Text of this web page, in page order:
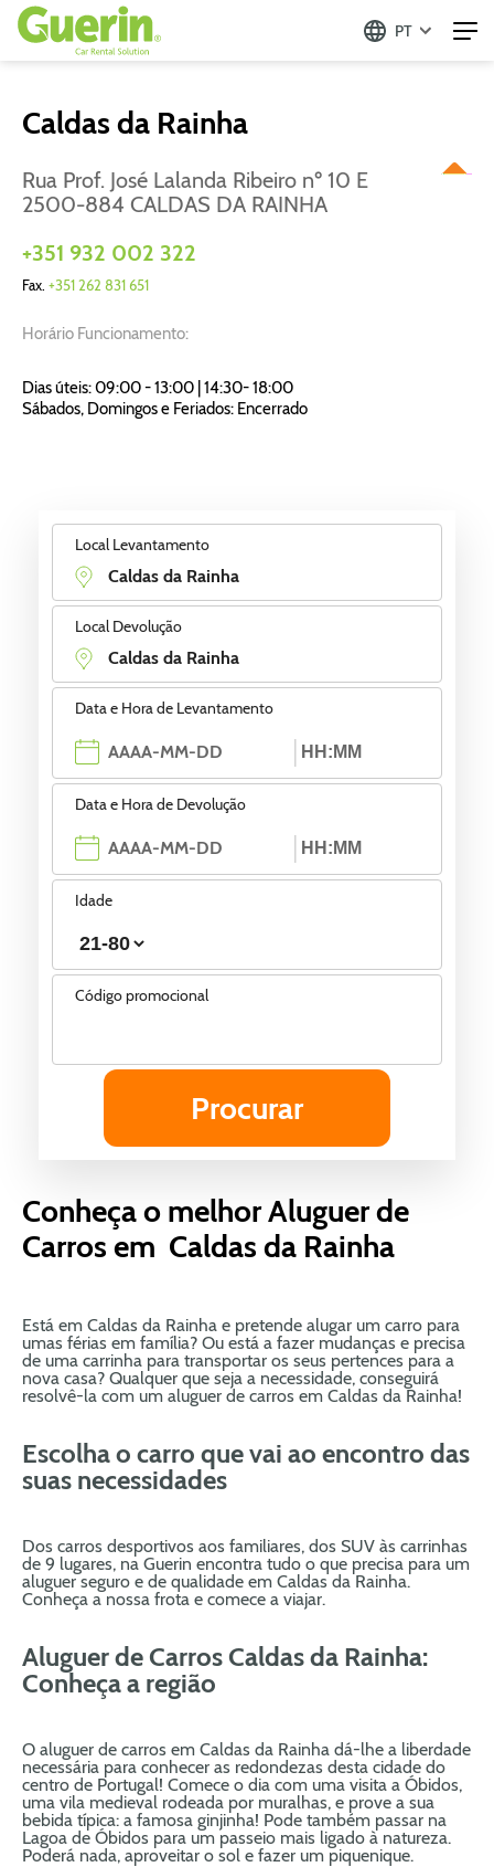
PT
Caldas da Rainha
Rua Prof. José Lalanda Ribeiro nº 10 E
2500-884 CALDAS DA RAINHA
+351 932 002 322
Fax. +351 262 831 651
Horário Funcionamento:
Dias úteis: 09:00 - 13:00 | 14:30- 18:00
Sábados, Domingos e Feriados: Encerrado
Local Levantamento
Local Devolução
Data e Hora de Levantamento
Data e Hora de Devolução
Idade
Código promocional
Conheça o melhor Aluguer de
Carros em Caldas da Rainha
Está em Caldas da Rainha e pretende alugar um carro para
umas férias em família? Ou está a fazer mudanças e precisa
de uma carrinha para transportar os seus pertences para a
nova casa? Qualquer que seja a necessidade, conseguirá
resolvê-la com um aluguer de carros em Caldas da Rainha!
Escolha o carro que vai ao encontro das
suas necessidades
Dos carros desportivos aos familiares, dos SUV às carrinhas
de 9 lugares, na Guerin encontra tudo o que precisa para um
aluguer seguro e de qualidade em Caldas da Rainha.
Conheça a nossa frota e comece a viajar.
Aluguer de Carros Caldas da Rainha:
Conheça a região
O aluguer de carros em Caldas da Rainha dá-lhe a liberdade
necessária para conhecer as redondezas desta cidade do
centro de Portugal! Comece o dia com uma visita a Óbidos,
uma vila medieval rodeada por muralhas, e prove a sua
bebida típica: a famosa ginjinha! Pode também passar na
Lagoa de Óbidos para um passeio mais ligado à natureza.
Poderá nada, aproveitar o sol e fazer um piquenique.